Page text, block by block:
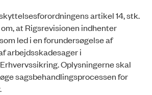
artikel 14, stk.
at Rigsrevisionen indhenter
led i en forundersøgel­se af
arbejdsskadesager i
Oplysningerne skal
sagsbehandlingsprocessen for